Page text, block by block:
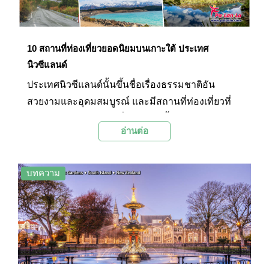
10 สถานที่ท่องเที่ยวยอดนิยมบนเกาะใต้ ประเทศ
นิวซีแลนด์
ประเทศนิวซีแลนด์นั้นขึ้นชื่อเรื่องธรรมชาติอัน
สวยงามและอุดมสมบูรณ์ และมีสถานที่ท่องเที่ยวที่
และเกาะใต้ โดยจุดเด่นของเกาะเหนือคืออุทยาน
เขาและทะเลสาบ ในบทความนี้ทาง Palanla จะพา
ทุกท่านไปท่องเที่ยวที่เกาะใต้ ซึ่งสามารถเดินทางมา
ด้วยการต่อเครื่องบินจากสนามบินโอ๊คแลนด์ซึ่งเป็น
สนามบินหลักของประเทศนิวซีแลนด์ที่ตั้งอยู่บนเกาะ
เหนือ มาลงยังสนามบิน ควีนส์แลนด์หรือสนามบินไค
รสต์เชิร์ชบนเกาะใต้ เพื่อไปชม 10 สถานที่ท่องเที่ยว
อ่านต่อ
บทความ